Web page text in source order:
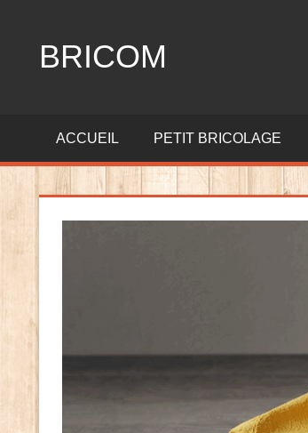
contenuBRICOM
bricolage
ACCUEIL PETIT BRICOLAGE